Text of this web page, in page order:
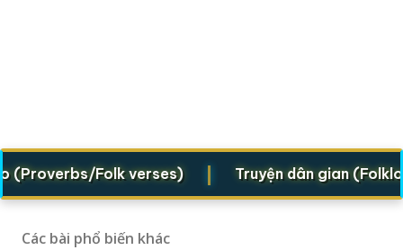
Folk verses) | Truyện dân gian (Folklore
Các bài phổ biến khác